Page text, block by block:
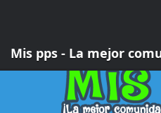
Mis pps - La mejor